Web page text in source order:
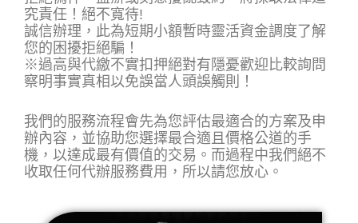
究責任！絕不寬待!
誠信辦理，此為短期小額暫時靈活資金調度了解
您的困擾拒絕騙！
※過高與代繳不實扣押絕對有隱憂歡迎比較詢問
察明事實真相以免誤當人頭誤觸則！
我們的服務流程會先為您評估最適合的方案及申
辦內容，並協助您選擇最合適且價格公道的手
機，以達成最有價值的交易。而過程中我們絕不
收取任何代辦服務費用，所以請您放心 。